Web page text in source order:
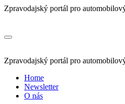
Zpravodajský portál pro
Zpravodajský portál pro
Home
Newsletter
O nás